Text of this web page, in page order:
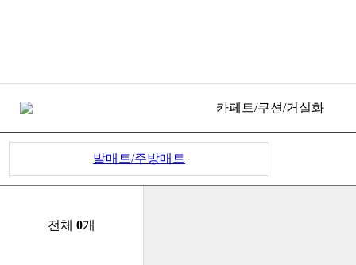
카페트/쿠션/거실화
발매트/주방매트
전체 0개